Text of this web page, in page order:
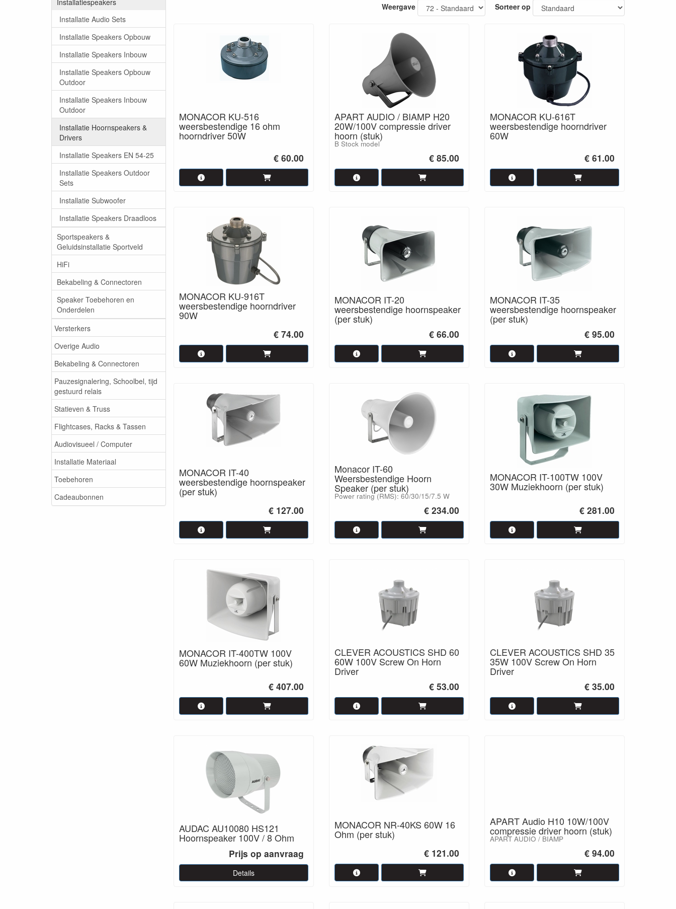
Installatie Audio Sets
Installatie Speakers Opbouw
Installatie Speakers Inbouw
Installatie Speakers Opbouw
Outdoor
Installatie Speakers Inbouw
Outdoor
Installatie Hoornspeakers &
Drivers
Installatie Speakers EN 54-25
Installatie Speakers Outdoor
Sets
Installatie Subwoofer
Installatie Speakers Draadloos
Sportspeakers &
Geluidsinstallatie Sportveld
HiFi
Bekabeling & Connectoren
Speaker Toebehoren en
Onderdelen
Versterkers
Overige Audio
Bekabeling & Connectoren
Pauzesignalering, Schoolbel, tijd
gestuurd relais
Statieven & Truss
Flightcases, Racks & Tassen
Audiovisueel / Computer
Installatie Materiaal
Toebehoren
Cadeaubonnen
op om een idee te krijgen van wat er allemaal mogelijk is.
Weergave Sorteer op
MONACOR KU-516
weersbestendige 16 ohm
hoorndriver 50W
€ 60.00
APART AUDIO / BIAMP H20
20W/100V compressie driver
hoorn (stuk)
B Stock model
€ 85.00
MONACOR KU-616T
weersbestendige hoorndriver
60W
€ 61.00
MONACOR KU-916T
weersbestendige hoorndriver
90W
€ 74.00
MONACOR IT-20
weersbestendige hoornspeaker
(per stuk)
€ 66.00
MONACOR IT-35
weersbestendige hoornspeaker
(per stuk)
€ 95.00
MONACOR IT-40
weersbestendige hoornspeaker
(per stuk)
€ 127.00
Monacor IT-60
Weersbestendige Hoorn
Speaker (per stuk)
Power rating (RMS): 60/30/15/7.5 W
€ 234.00
MONACOR IT-100TW 100V
30W Muziekhoorn (per stuk)
€ 281.00
MONACOR IT-400TW 100V
60W Muziekhoorn (per stuk)
€ 407.00
CLEVER ACOUSTICS SHD 60
60W 100V Screw On Horn
Driver
€ 53.00
CLEVER ACOUSTICS SHD 35
35W 100V Screw On Horn
Driver
€ 35.00
AUDAC AU10080 HS121
Hoornspeaker 100V / 8 Ohm
Prijs op aanvraag
Details
MONACOR NR-40KS 60W 16
Ohm (per stuk)
€ 121.00
APART Audio H10 10W/100V
compressie driver hoorn (stuk)
APART AUDIO / BIAMP
€ 94.00